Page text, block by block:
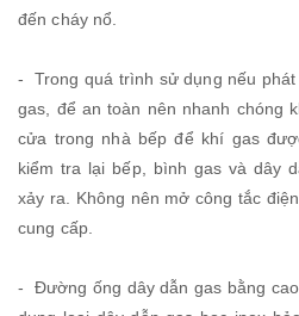
đến cháy nổ.
- Trong quá trình sử dụng nếu
gas, để an toàn nên nhanh chóng
cửa trong nhà bếp để khí gas
kiểm tra lại bếp, bình gas và dây
xảy ra. Không nên mở công tắc
cung cấp.
- Đường ống dây dẫn gas bằng